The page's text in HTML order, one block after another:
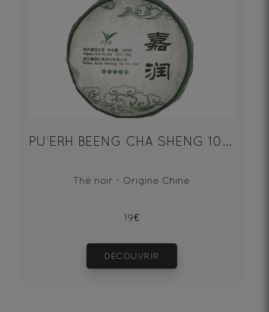
PU‘ERH BEENG CHA SHENG 100g
Thé noir - Origine Chine
19€
DÉCOUVRIR